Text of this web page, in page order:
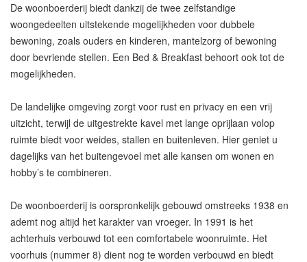
De woonboerderij biedt dankzij de twee zelfstandige
woongedeelten uitstekende mogelijkheden voor dubbele
bewoning, zoals ouders en kinderen, mantelzorg of bewoning
door bevriende stellen. Een Bed & Breakfast behoort ook tot de
mogelijkheden.
De landelijke omgeving zorgt voor rust en privacy en een vrij
uitzicht, terwijl de uitgestrekte kavel met lange oprijlaan volop
ruimte biedt voor weides, stallen en buitenleven. Hier geniet u
dagelijks van het buitengevoel met alle kansen om wonen en
hobby’s te combineren.
De woonboerderij is oorspronkelijk gebouwd omstreeks 1938 en
ademt nog altijd het karakter van vroeger. In 1991 is het
achterhuis verbouwd tot een comfortabele woonruimte. Het
voorhuis (nummer 8) dient nog te worden verbouwd en biedt